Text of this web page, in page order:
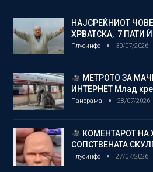
НАЈСРЕЌНИОТ
ХРВАТСКА, 7 ПАТИ
Плусинфо 30/07/2026
МЕТРОТО ЗА
ИНТЕРНЕТ Млад
Панорама 28/07/2026
КОМЕНТАРОТ НА
СОПСТВЕНАТА
Плусинфо 27/07/2026